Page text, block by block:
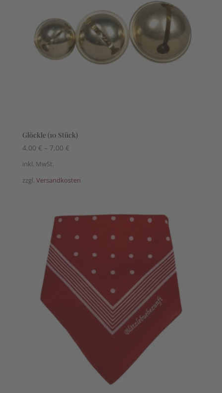
Glöckle (10 Stück)
4,00 € – 7,00 €
inkl. MwSt.
zzgl. Versandkosten